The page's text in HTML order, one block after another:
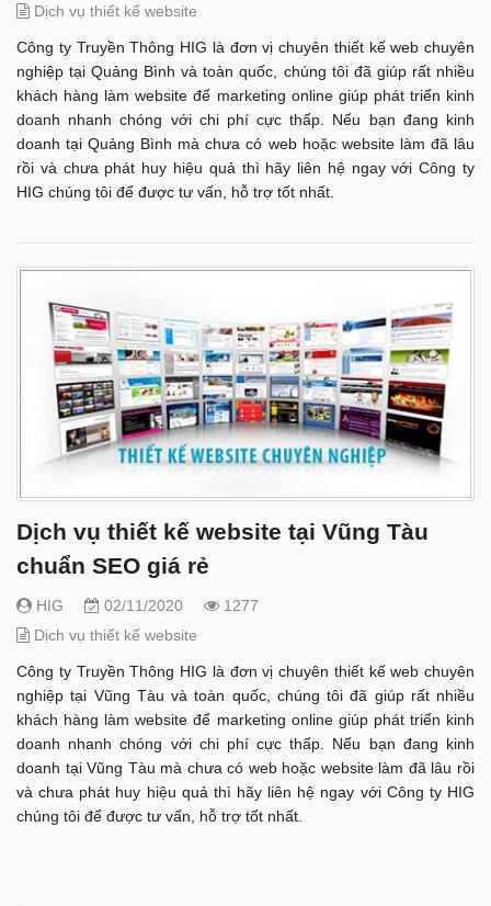
Dịch vụ thiết kế website
Công ty Truyền Thông HIG là đơn vị chuyên thiết kế web chuyên
nghiệp tại Quảng Bình và toàn quốc, chúng tôi đã giúp rất nhiều
khách hàng làm website để marketing online giúp phát triển kinh
doanh nhanh chóng với chi phí cực thấp. Nếu bạn đang kinh
doanh tại Quảng Bình mà chưa có web hoặc website làm đã lâu
rồi và chưa phát huy hiệu quả thì hãy liên hệ ngay với Công ty
HIG chúng tôi để được tư vấn, hỗ trợ tốt nhất.
Dịch vụ thiết kế website tại Vũng Tàu
chuẩn SEO giá rẻ
HIG 02/11/2020
1277
Dịch vụ thiết kế website
Công ty Truyền Thông HIG là đơn vị chuyên thiết kế web chuyên
nghiệp tại Vũng Tàu và toàn quốc, chúng tôi đã giúp rất nhiều
khách hàng làm website để marketing online giúp phát triển kinh
doanh nhanh chóng với chi phí cực thấp. Nếu bạn đang kinh
doanh tại Vũng Tàu mà chưa có web hoặc website làm đã lâu rồi
và chưa phát huy hiệu quả thì hãy liên hệ ngay với Công ty HIG
chúng tôi để được tư vấn, hỗ trợ tốt nhất.